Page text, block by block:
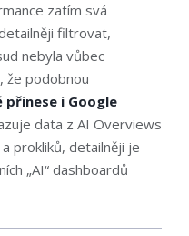
zatím svá
filtrovat,
nebyla vůbec
že podobnou
přinese i Google
data z AI Overviews
prokliků, detailněji je
„AI“ dashboardů